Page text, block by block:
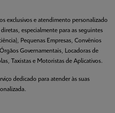
exclusivos e atendimento personalizado
especialmente para as seguintes
Pequenas Empresas, Convênios
Órgãos Governamentais, Locadoras de
Taxistas e Motoristas de Aplicativos.
dedicado para atender às suas